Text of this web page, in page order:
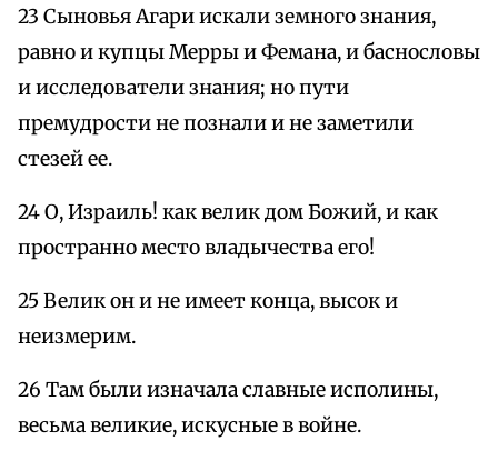
23 Сыновья Агари искали земного знания,
равно и купцы Мерры и Фемана, и баснословы
и исследователи знания; но пути
премудрости не познали и не заметили
стезей ее.
24 О, Израиль! как велик дом Божий, и как
пространно место владычества его!
25 Велик он и не имеет конца, высок и
неизмерим.
26 Там были изначала славные исполины,
весьма великие, искусные в войне.